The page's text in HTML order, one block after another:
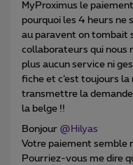
MyProximus le
pourquoi les 4 heurs ne
au paravent on tombait
collaborateurs qui nous
plus aucun service ni
fiche et c’est toujours la
transmettre la
la belge !!
Bonjour @Hilyas
Votre paiement semble
Pourriez-vous me dire